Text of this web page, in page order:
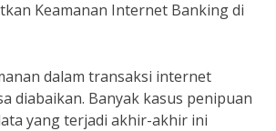
Keamanan Internet Banking di
dalam transaksi internet
diabaikan. Banyak kasus penipuan
yang terjadi akhir-akhir ini